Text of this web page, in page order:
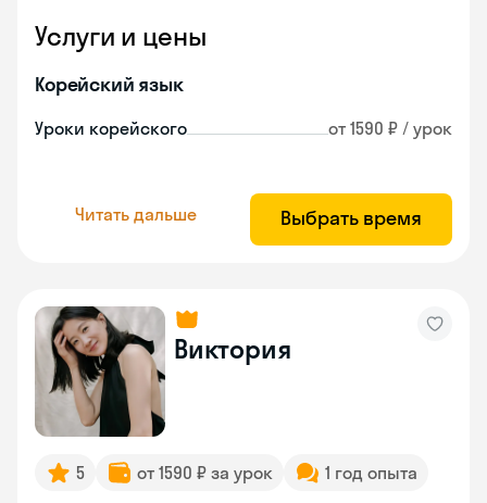
Услуги и цены
Корейский язык
Уроки корейского от 1590 ₽ / урок
Читать дальше Выбрать время
Виктория
5 от 1590 ₽ за урок 1 год опыта